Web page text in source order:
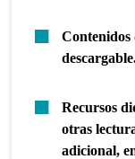
Contenidos
Recursos
otras
adicional,